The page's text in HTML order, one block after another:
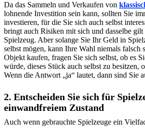
Da das Sammeln und Verkaufen von
lohnende Investition sein kann, sollten Sie
investieren, für die Sie sich auch selbst
bringt auch Risiken mit sich und dasselbe gilt
Spielzeug. Aber solange Sie Ihr Geld in
selbst mögen, kann Ihre Wahl niemals falsch
Objekt kaufen, fragen Sie sich selbst, ob es
würde, dieses Stück auch selbst zu besitzen,
Wenn die Antwort „ja“ lautet, dann sind Sie
2. Entscheiden Sie sich für
einwandfreiem Zustand
Auch wenn gebrauchte Spielzeuge ein